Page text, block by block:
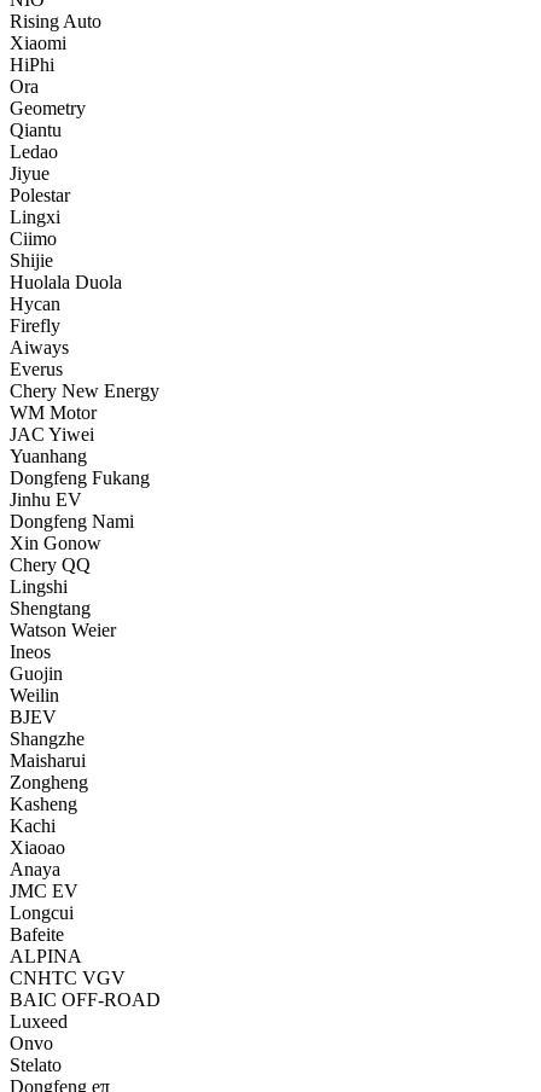
Rising Auto
Xiaomi
HiPhi
Ora
Geometry
Qiantu
Ledao
Jiyue
Polestar
Lingxi
Ciimo
Shijie
Huolala Duola
Hycan
Firefly
Aiways
Everus
Chery New Energy
WM Motor
JAC Yiwei
Yuanhang
Dongfeng Fukang
Jinhu EV
Dongfeng Nami
Xin Gonow
Chery QQ
Lingshi
Shengtang
Watson Weier
Ineos
Guojin
Weilin
BJEV
Shangzhe
Maisharui
Zongheng
Kasheng
Kachi
Xiaoao
Anaya
JMC EV
Longcui
Bafeite
ALPINA
CNHTC VGV
BAIC OFF-ROAD
Luxeed
Onvo
Stelato
Dongfeng eπ